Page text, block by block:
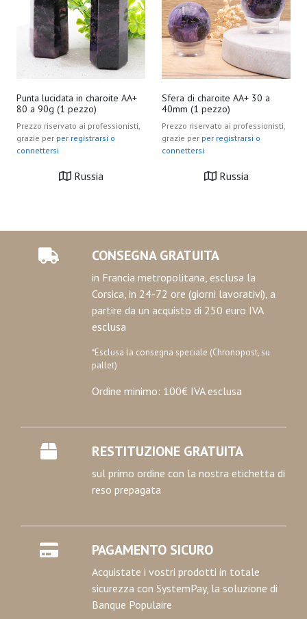
Punta lucidata in charoite AA+
80 a 90g (1 pezzo)
Prezzo riservato ai professionisti,
grazie per per registrarsi o
connettersi
Russia
Sfera di charoite AA+ 30 a
40mm (1 pezzo)
Prezzo riservato ai professionisti,
grazie per per registrarsi o
connettersi
Russia
CONSEGNA GRATUITA
in Francia metropolitana, esclusa la
Corsica, in 24-72 ore (giorni lavorativi), a
partire da un acquisto di 250 euro IVA
esclusa
*Esclusa la consegna speciale (Chronopost, su
pallet)
Ordine minimo: 100€ IVA esclusa
RESTITUZIONE GRATUITA
sul primo ordine con la nostra etichetta di
reso prepagata
PAGAMENTO SICURO
Acquistate i vostri prodotti in totale
sicurezza con SystemPay, la soluzione di
Banque Populaire